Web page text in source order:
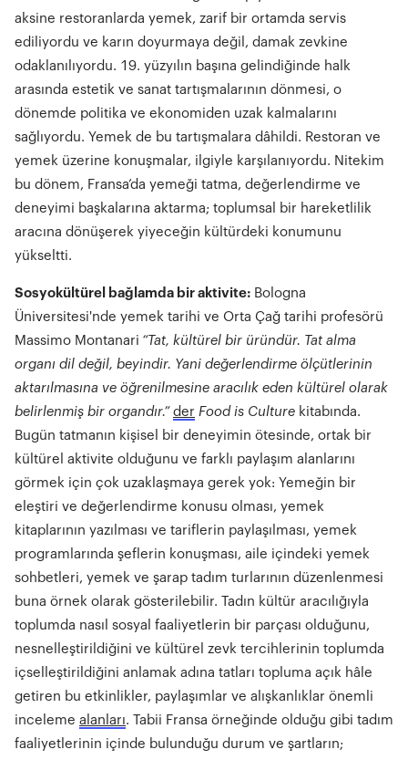
aksine restoranlarda yemek, zarif bir ortamda servis
ediliyordu ve karın doyurmaya değil, damak zevkine
odaklanılıyordu. 19. yüzyılın başına gelindiğinde halk
arasında estetik ve sanat tartışmalarının dönmesi, o
dönemde politika ve ekonomiden uzak kalmalarını
sağlıyordu. Yemek de bu tartışmalara dâhildi. Restoran ve
yemek üzerine konuşmalar, ilgiyle karşılanıyordu. Nitekim
bu dönem, Fransa’da yemeği tatma, değerlendirme ve
deneyimi başkalarına aktarma; toplumsal bir hareketlilik
aracına dönüşerek yiyeceğin kültürdeki konumunu
yükseltti.
Sosyokültürel bağlamda bir aktivite: Bologna
Üniversitesi'nde yemek tarihi ve Orta Çağ tarihi profesörü
Massimo Montanari “Tat, kültürel bir üründür. Tat alma
organı dil değil, beyindir. Yani değerlendirme ölçütlerinin
aktarılmasına ve öğrenilmesine aracılık eden kültürel olarak
belirlenmiş bir organdır.” der Food is Culture kitabında.
Bugün tatmanın kişisel bir deneyimin ötesinde, ortak bir
kültürel aktivite olduğunu ve farklı paylaşım alanlarını
görmek için çok uzaklaşmaya gerek yok: Yemeğin bir
eleştiri ve değerlendirme konusu olması, yemek
kitaplarının yazılması ve tariflerin paylaşılması, yemek
programlarında şeflerin konuşması, aile içindeki yemek
sohbetleri, yemek ve şarap tadım turlarının düzenlenmesi
buna örnek olarak gösterilebilir. Tadın kültür aracılığıyla
toplumda nasıl sosyal faaliyetlerin bir parçası olduğunu,
nesnelleştirildiğini ve kültürel zevk tercihlerinin toplumda
içselleştirildiğini anlamak adına tatları topluma açık hâle
getiren bu etkinlikler, paylaşımlar ve alışkanlıklar önemli
inceleme alanları. Tabii Fransa örneğinde olduğu gibi tadım
faaliyetlerinin içinde bulunduğu durum ve şartların;